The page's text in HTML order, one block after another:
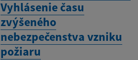
Vyhlásenie času
zvýšeného
nebezpečenstva vzniku
požiaru